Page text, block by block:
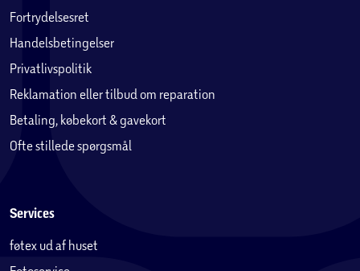
Fortrydelsesret
Handelsbetingelser
Privatlivspolitik
Reklamation eller tilbud om reparation
Betaling, købekort & gavekort
Ofte stillede spørgsmål
Services
føtex ud af huset